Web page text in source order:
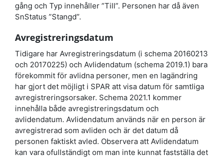
gång och Typ innehåller ”Till”. Personen har då även
SnStatus ”Stangd”.
Avregistreringsdatum
Tidigare har Avregistreringsdatum (i schema 20160213
och 20170225) och Avlidendatum (schema 2019.1) bara
förekommit för avlidna personer, men en lagändring
har gjort det möjligt i SPAR att visa datum för samtliga
avregistreringsorsaker. Schema 2021.1 kommer
innehålla både avregistreringsdatum och
avlidendatum. Avlidendatum används när en person är
avregistrerad som avliden och är det datum då
personen faktiskt avled. Observera att Avlidendatum
kan vara ofullständigt om man inte kunnat fastställa det